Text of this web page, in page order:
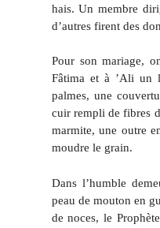
hais. Un membre
d’autres firent des
Pour son mariage,
Fâtima et à ’Ali un
palmes, une
cuir rempli de fibres
marmite, une outre
moudre le grain.
Dans l’humble
peau de mouton en
de noces, le